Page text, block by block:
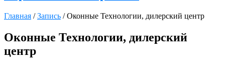
Главная / Запись / Оконные Технологии, дилерский центр
Оконные Технологии, дилерский
центр